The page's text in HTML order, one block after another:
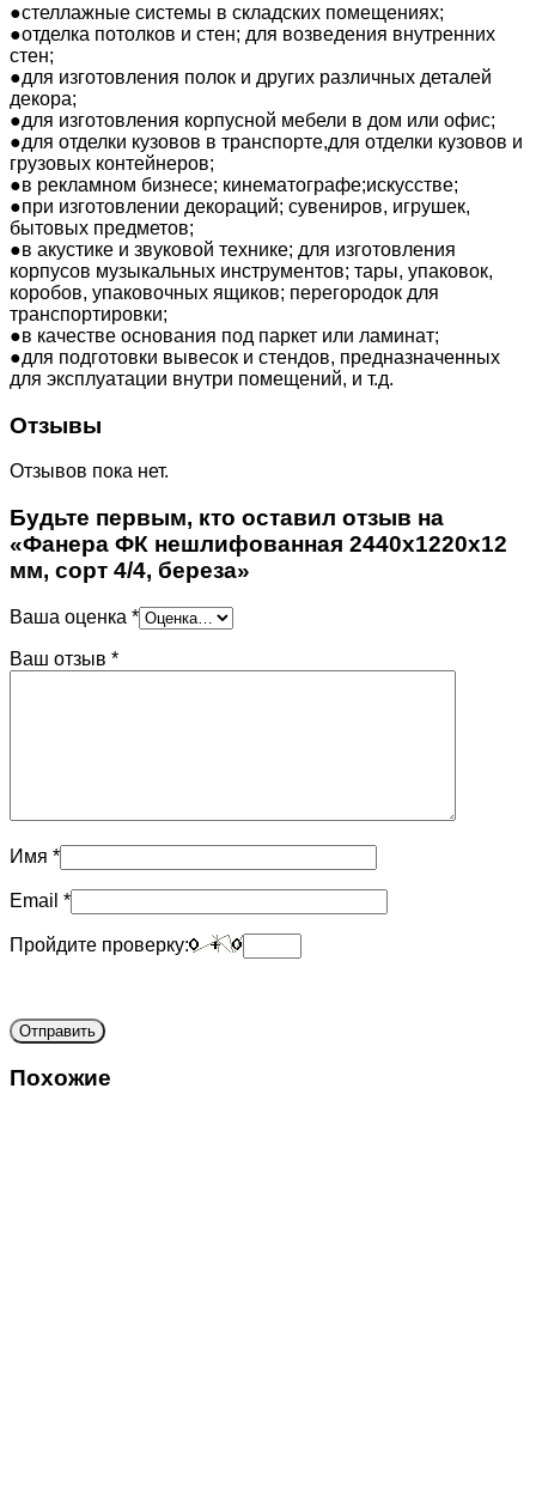
●стеллажные системы в складских помещениях;
●отделка потолков и стен; для возведения внутренних
стен;
●для изготовления полок и других различных деталей
декора;
●для изготовления корпусной мебели в дом или офис;
●для отделки кузовов в транспорте,для отделки кузовов и
грузовых контейнеров;
●в рекламном бизнесе; кинематографе;искусстве;
●при изготовлении декораций; сувениров, игрушек,
бытовых предметов;
●в акустике и звуковой технике; для изготовления
корпусов музыкальных инструментов; тары, упаковок,
коробов, упаковочных ящиков; перегородок для
транспортировки;
●в качестве основания под паркет или ламинат;
●для подготовки вывесок и стендов, предназначенных
для эксплуатации внутри помещений, и т.д.
Отзывы
Отзывов пока нет.
Будьте первым, кто оставил отзыв на
«Фанера ФК нешлифованная 2440х1220х12
мм, сорт 4/4, береза»
Ваша оценка *
Ваш отзыв *
Имя *
Email *
Пройдите проверку:
Похожие